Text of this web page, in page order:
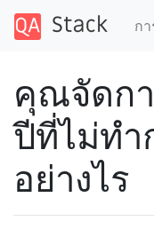
กา
คุณจัดก
ปีที่ไม่ทำ
อย่างไร